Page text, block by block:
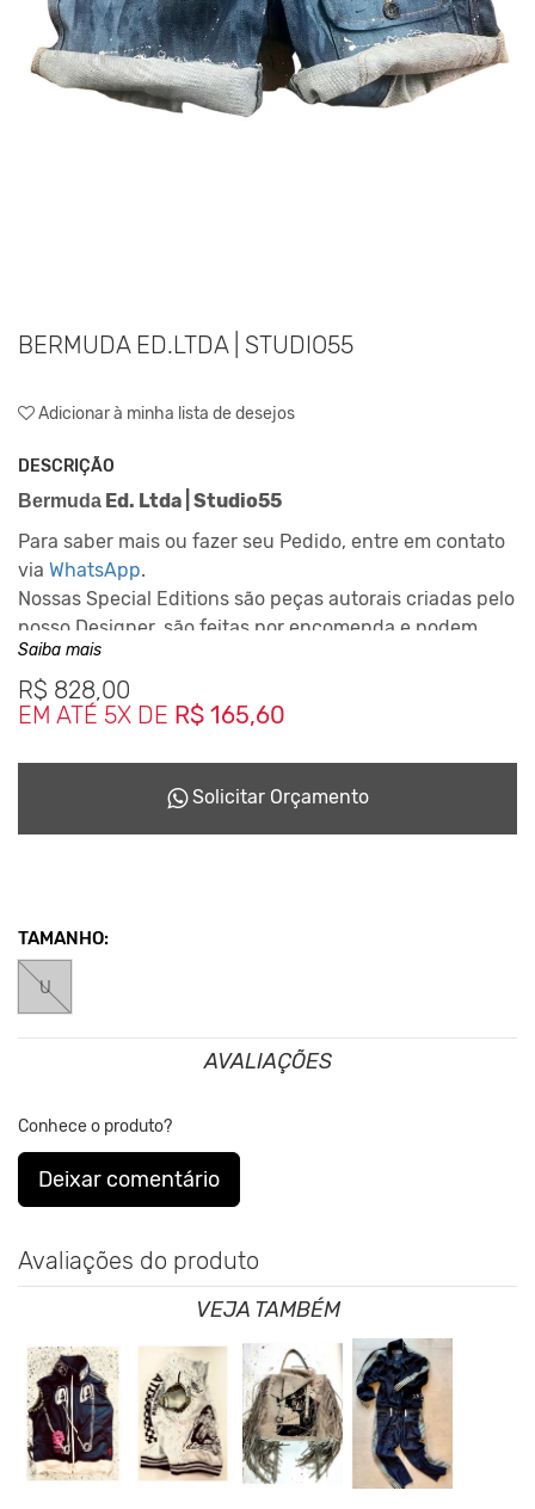
BERMUDA ED.LTDA | STUDIO55
Adicionar à minha lista de desejos
DESCRIÇÃO
Bermuda Ed. Ltda | Studio55
Para saber mais ou fazer seu Pedido, entre em contato
via WhatsApp.
Nossas Special Editions são peças autorais criadas pelo
nosso Designer, são feitas por encomenda e podem
levar até 10 dias para ficarem prontas dependendo da
disponiblidade do nosso Studio de Criação.
Este Conceito da Marca nasceu desde o inicio em 2001,
seriam jogadas no meio ambiente.
Saiba mais
R$ 828,00
EM ATÉ 5X DE R$ 165,60
Solicitar Orçamento
TAMANHO:
U
AVALIAÇÕES
Conhece o produto?
Deixar comentário
Avaliações do produto
VEJA TAMBÉM